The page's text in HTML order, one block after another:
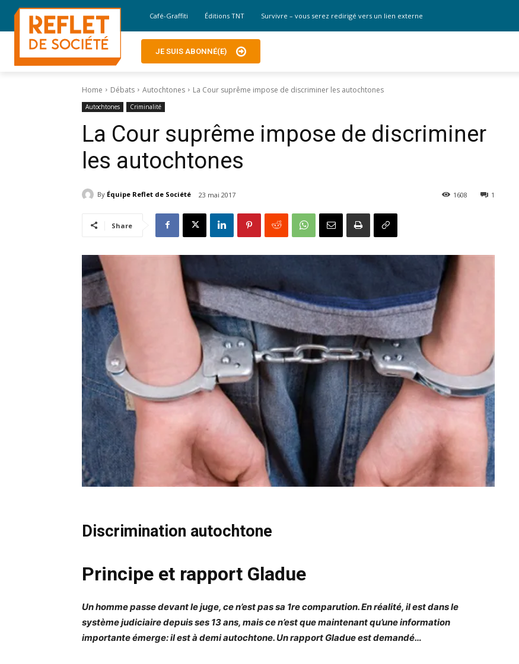
Café-Graffiti Éditions TNT Survivre – vous serez redirigé vers un lien externe
JE SUIS ABONNÉ(E)
Home Débats Autochtones La Cour suprême impose de discriminer les autochtones
Autochtones Criminalité
La Cour suprême impose de discriminer
les autochtones
By Équipe Reflet de Société 23 mai 2017 1
1608
Share
Discrimination autochtone
Principe et rapport Gladue
Un homme passe devant le juge, ce n’est pas sa 1re comparution. En réalité, il est dans le
système judiciaire depuis ses 13 ans, mais ce n’est que maintenant qu’une information
importante émerge: il est à demi autochtone. Un rapport Gladue est demandé…